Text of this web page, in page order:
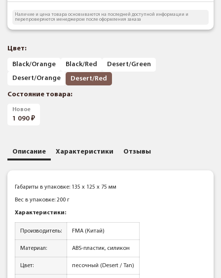
Наличие и цена товара основываются на последней доступной информации и
перепроверяются менеджером после оформления заказа
Цвет:
Black/Orange Black/Red
Desert/Green
Desert/Orange
Desert/Red
Состояние товара:
Новое
1 090
Описание Характеристики Отзывы
Габариты в упаковке: 135 x 125 x 75 мм
Вес в упаковке: 200 г
Характеристики:
Производитель: FMA (Китай)
Материал: ABS-пластик, силикон
Цвет: песочный (Desert / Tan)